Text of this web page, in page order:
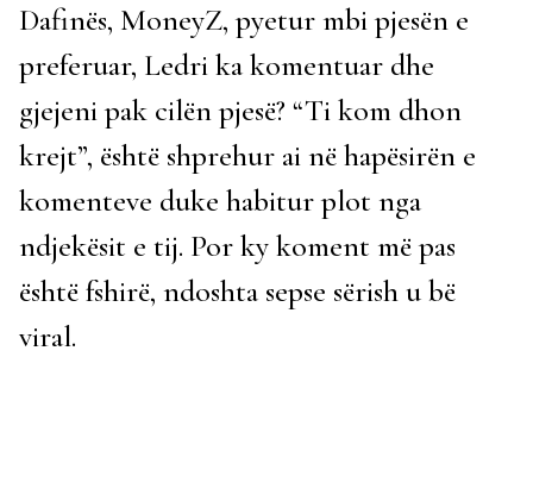
Dafinës, MoneyZ, pyetur mbi pjesën e
preferuar, Ledri ka komentuar dhe
gjejeni pak cilën pjesë? “Ti kom dhon
krejt”, është shprehur ai në hapësirën e
komenteve duke habitur plot nga
ndjekësit e tij. Por ky koment më pas
është fshirë, ndoshta sepse sërish u bë
viral.